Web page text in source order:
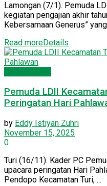
Lamongan (7/1). Pemuda
kegiatan pengajian akhir
Kebersamaan Generus”
Read moreDetails
Pemuda LDII
Peringatan Hari
by Eddy Istiyan Zuhri
November 15, 2025
0
Turi (16/11). Kader PC
upacara peringatan Hari
Pendopo Kecamatan Turi, ...